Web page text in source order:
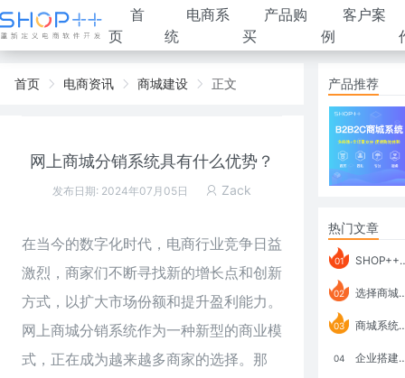
首
页
电商系
统
产品购
买
客户案
例
首页 电商资讯 商城建设 正文
网上商城分销系统具有什么优势？
发布日期: 2024年07月05日 Zack
在当今的数字化时代， 电商行业竞争日益
激烈，商家们不断寻找新的增长点和创新
方式，以扩大市场份额和提升盈利能力。
网上商城分销系统作为一种新型的商业模
式，正在成为越来越多商家的选择。那
产品推荐
热门文章
01 SHOP++ B2B2C V9.1 全新发布 新亮点
02 选择商城系统要考虑哪些问题？
03 商城系统如何打通跨境电商模式？
04 企业搭建积分商城系统要注意什么？